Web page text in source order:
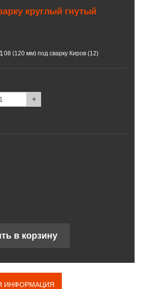
круглый гнутый
08 (120 мм) под сварку Киров (12)
+
ИНФОРМАЦИЯ